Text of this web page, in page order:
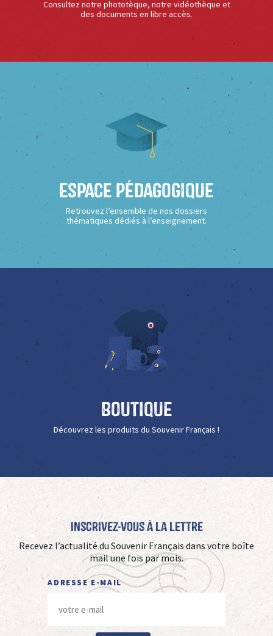
Consultez notre phototèque, notre vidéothèque et
des documents en libre accès.
Espace Pédagogique
Retrouvez l’ensemble de nos dossiers
thématiques dédiés à l’enseignement.
Boutique
Découvrez les produits du Souvenir Français !
Inscrivez-vous à La Lettre
Recevez l’actualité du Souvenir Français dans votre boîte
mail une fois par mois.
ADRESSE E-MAIL